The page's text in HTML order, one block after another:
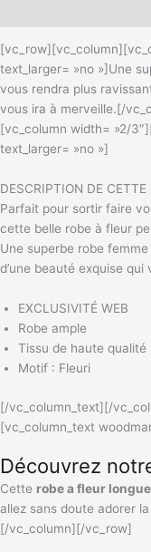
text_larger= »no »] Une
vous rendra plus
vous ira à merveille.[/
[vc_column width= »2/
text_larger= »no »]
DESCRIPTION DE
Parfait pour sortir faire
cette belle robe à fleur
Une superbe robe
d’une beauté exquise
EXCLUSIVITÉ WEB
Robe ample
Tissu de haute qualité
Motif : Fleuri
[/vc_column_text][/
[vc_column_text
Découvrez
Cette robe a fleur longue
allez sans doute adorer la
[/vc_column][/vc_row]